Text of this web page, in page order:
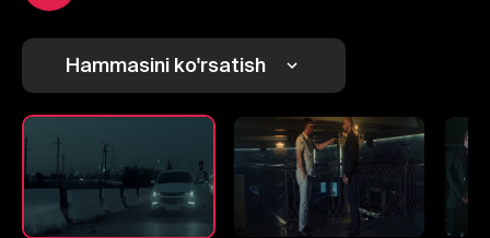
Hammasini ko'rsatish
1 2
Yuborish
Bekor qilish Tizimga kirish